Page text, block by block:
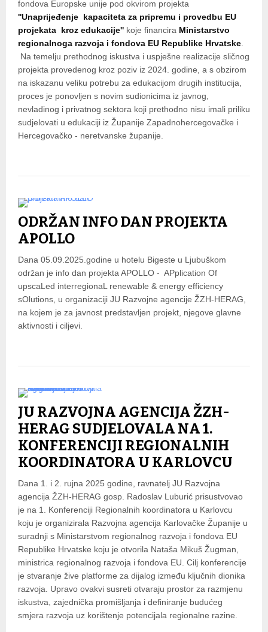
fondova Europske unije pod okvirom projekta
''Unaprijeđenje kapaciteta za pripremu i provedbu EU
projekata kroz edukacije'' koje financira Ministarstvo
regionalnoga razvoja i fondova EU Republike Hrvatske
Na temelju prethodnog iskustva i uspješne realizacije sličnog
projekta provedenog kroz poziv iz 2024. godine, a s obzirom
na iskazanu veliku potrebu za edukacijom drugih institucija,
proces je ponovljen s novim sudionicima iz javnog,
nevladinog i privatnog sektora koji prethodno nisu imali priliku
sudjelovati u edukaciji iz Županije Zapadnohercegovačke i
Hercegovačko - neretvanske županije.
ODRŽAN INFO DAN PROJEKTA
APOLLO
Dana 05.09.2025.godine u hotelu Bigeste u Ljubuškom
održan je info dan projekta APOLLO - APplication Of
upscaLed interregionaL renewable & energy efficiency
sOlutions, u organizaciji JU Razvojne agencije ŽZH-HERAG,
na kojem je za javnost predstavljen projekt, njegove glavne
aktivnosti i ciljevi.
JU RAZVOJNA AGENCIJA ŽZH-
HERAG SUDJELOVALA NA 1.
KONFERENCIJI REGIONALNIH
KOORDINATORA U KARLOVCU
Dana 1. i 2. rujna 2025 godine, ravnatelj JU Razvojna
agencija ŽZH-HERAG gosp. Radoslav Luburić prisustvovao
je na 1. Konferenciji Regionalnih koordinatora u Karlovcu
koju je organizirala Razvojna agencija Karlovačke Županije u
suradnji s Ministarstvom regionalnog razvoja i fondova EU
Republike Hrvatske koju je otvorila Nataša Mikuš Žugman,
ministrica regionalnog razvoja i fondova EU. Cilj konferencije
je stvaranje žive platforme za dijalog između ključnih dionika
razvoja. Upravo ovakvi susreti otvaraju prostor za razmjenu
iskustva, zajednička promišljanja i definiranje budućeg
smjera razvoja uz korištenje potencijala regionalne razine.